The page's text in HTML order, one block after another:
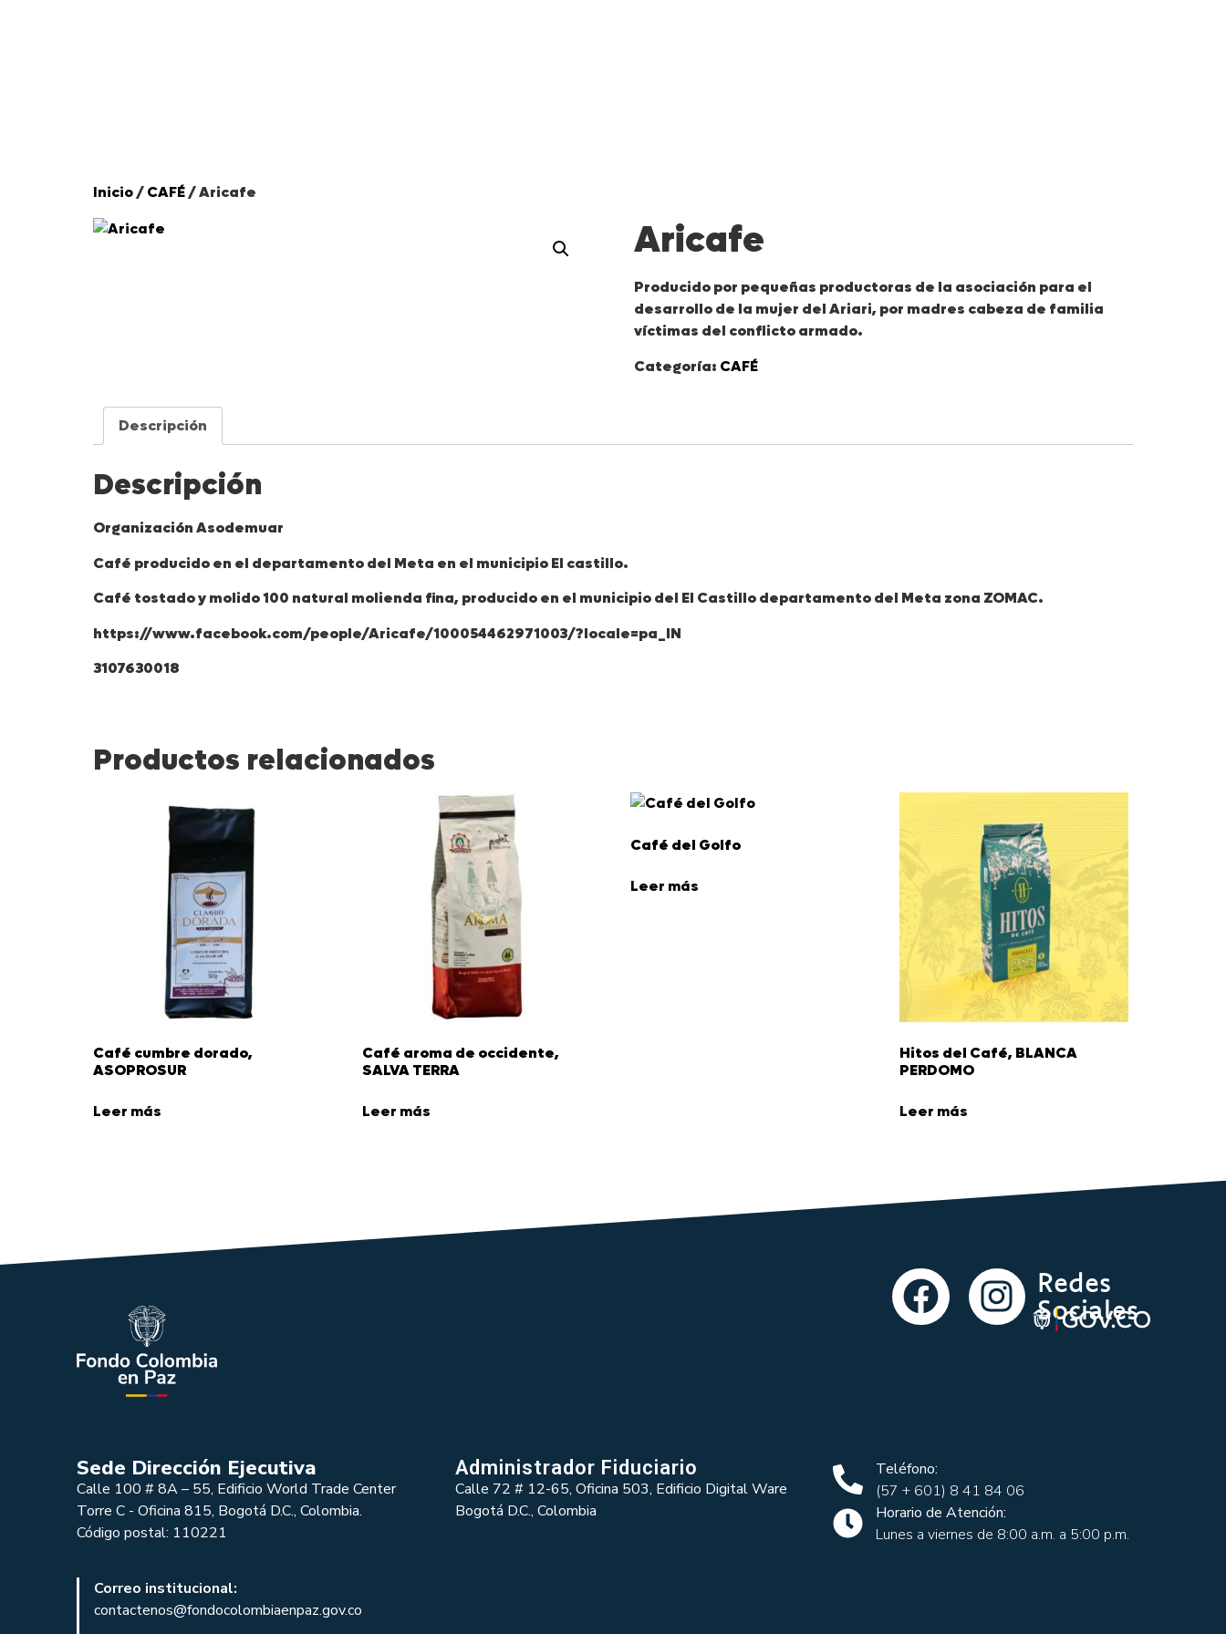
Inicio/CAFÉ/ Aricafe
Aricafe
Producido por pequeñas productoras de la asociación para el
desarrollo de la mujer del Ariari, por madres cabeza de familia
víctimas del conflicto armado.
Categoría: CAFÉ
Descripción
Descripción
Organización Asodemuar
Café producido en el departamento del Meta en el municipio El castillo.
Café tostado y molido 100 natural molienda fina, producido en el municipio del El Castillo departamento del Meta zona ZOMAC.
https://www.facebook.com/people/Aricafe/100054462971003/?locale=pa_IN
3107630018
Productos relacionados
Café cumbre dorado,
ASOPROSUR
Leer más
Café aroma de occidente,
SALVA TERRA
Leer más
Café del Golfo
Leer más
Hitos del Café, BLANCA
PERDOMO
Leer más
Redes
Sociales
Sede Dirección Ejecutiva
Calle 100 # 8A – 55, Edificio World Trade Center
Torre C - Oficina 815, Bogotá D.C., Colombia.
Código postal: 110221
Administrador Fiduciario
Calle 72 # 12-65, Oficina 503, Edificio Digital Ware
Bogotá D.C., Colombia
Teléfono:
(57 + 601) 8 41 84 06
Horario de Atención:
Lunes a viernes de 8:00 a.m. a 5:00 p.m.
Correo institucional:
contactenos@fondocolombiaenpaz.gov.co